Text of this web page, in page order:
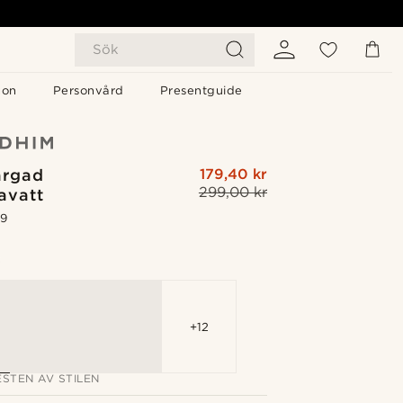
Sök
Personvård Presentguide
299,00 kr
179,40 kr
+12
AV STILEN